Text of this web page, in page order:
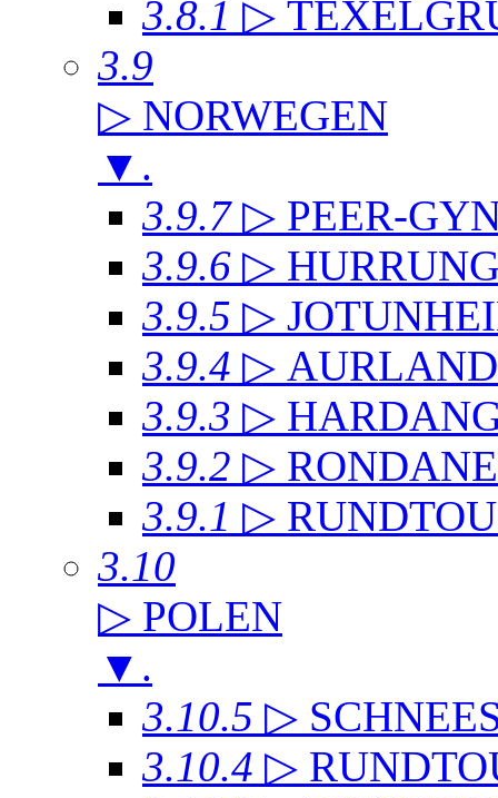
3.8.1 ▷
3.9
▷ NORWEGEN
▼ .
3.9.7 ▷ PEER-
3.9.6 ▷
3.9.5 ▷
3.9.4 ▷
3.9.3 ▷
3.9.2 ▷
3.9.1 ▷
3.10
▷ POLEN
▼ .
3.10.5 ▷
3.10.4 ▷